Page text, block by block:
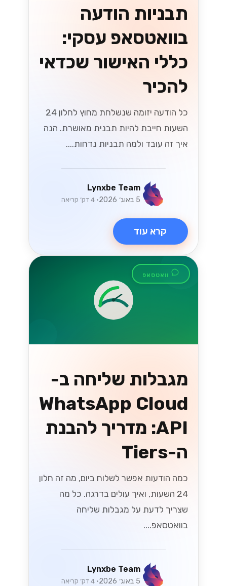
תבניות הודעה
בוואטסאפ עסקי:
כללי האישור שכדאי
להכיר
כל הודעה יזומה שנשלחת מחוץ לחלון 24
השעות חייבת להיות תבנית מאושרת. הנה
איך זה עובד ולמה תבניות נדחות....
Lynxbe Team
5 באוג׳ 2026 • 4 דק׳ קריאה
קרא עוד
וואטסאפ
מגבלות שליחה ב-
WhatsApp Cloud
API: מדריך להבנת
ה-Tiers
כמה הודעות אפשר לשלוח ביום, מה זה חלון
24 השעות, ואיך עולים בדרגה. כל מה
שצריך לדעת על מגבלות שליחה
בוואטסאפ....
Lynxbe Team
5 באוג׳ 2026 • 4 דק׳ קריאה